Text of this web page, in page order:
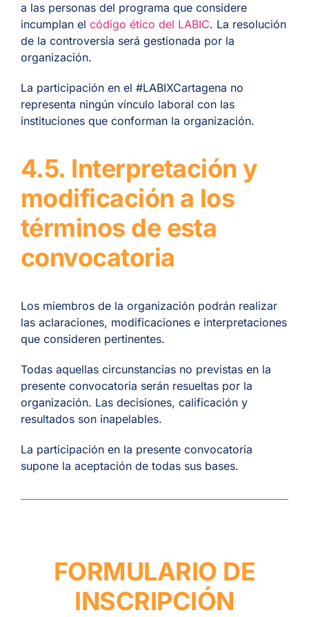
a las personas del programa que considere
incumplan el código ético del LABIC. La resolución
de la controversia será gestionada por la
organización.
La participación en el #LABIXCartagena no
representa ningún vínculo laboral con las
instituciones que conforman la organización.
4.5. Interpretación y
modificación a los
términos de esta
convocatoria
Los miembros de la organización podrán realizar
las aclaraciones, modificaciones e interpretaciones
que consideren pertinentes.
Todas aquellas circunstancias no previstas en la
presente convocatoria serán resueltas por la
organización. Las decisiones, calificación y
resultados son inapelables.
La participación en la presente convocatoria
supone la aceptación de todas sus bases.
FORMULARIO DE
INSCRIPCIÓN